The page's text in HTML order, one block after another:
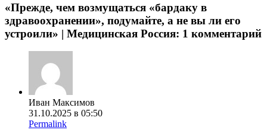
«Прежде, чем возмущаться «бардаку в
здравоохранении», подумайте, а не вы ли его
устроили» | Медицинская Россия: 1 комментарий
Иван Максимов
31.10.2025 в 05:50
Permalink